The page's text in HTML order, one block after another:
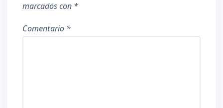
marcados con *
Comentario *